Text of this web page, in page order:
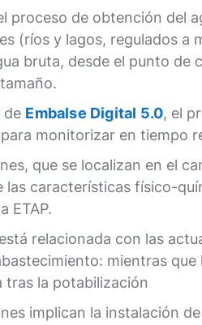
proceso de obtención del
(ríos y lagos, regulados a
bruta, desde el punto de
de Embalse Digital 5.0, el
monitorizar en tiempo
que se localizan en el
las características físico-
ETAP.
relacionada con las
mientras
tras la potabilización
implican la instalación